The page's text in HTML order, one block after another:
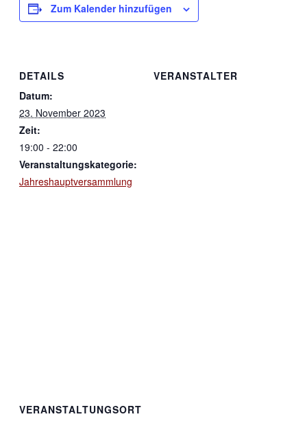
Zum Kalender hinzufügen
DETAILS
Datum:
23. November 2023
Zeit:
19:00 - 22:00
Veranstaltungskategorie:
Jahreshauptversammlung
VERANSTALTER
VERANSTALTUNGSORT